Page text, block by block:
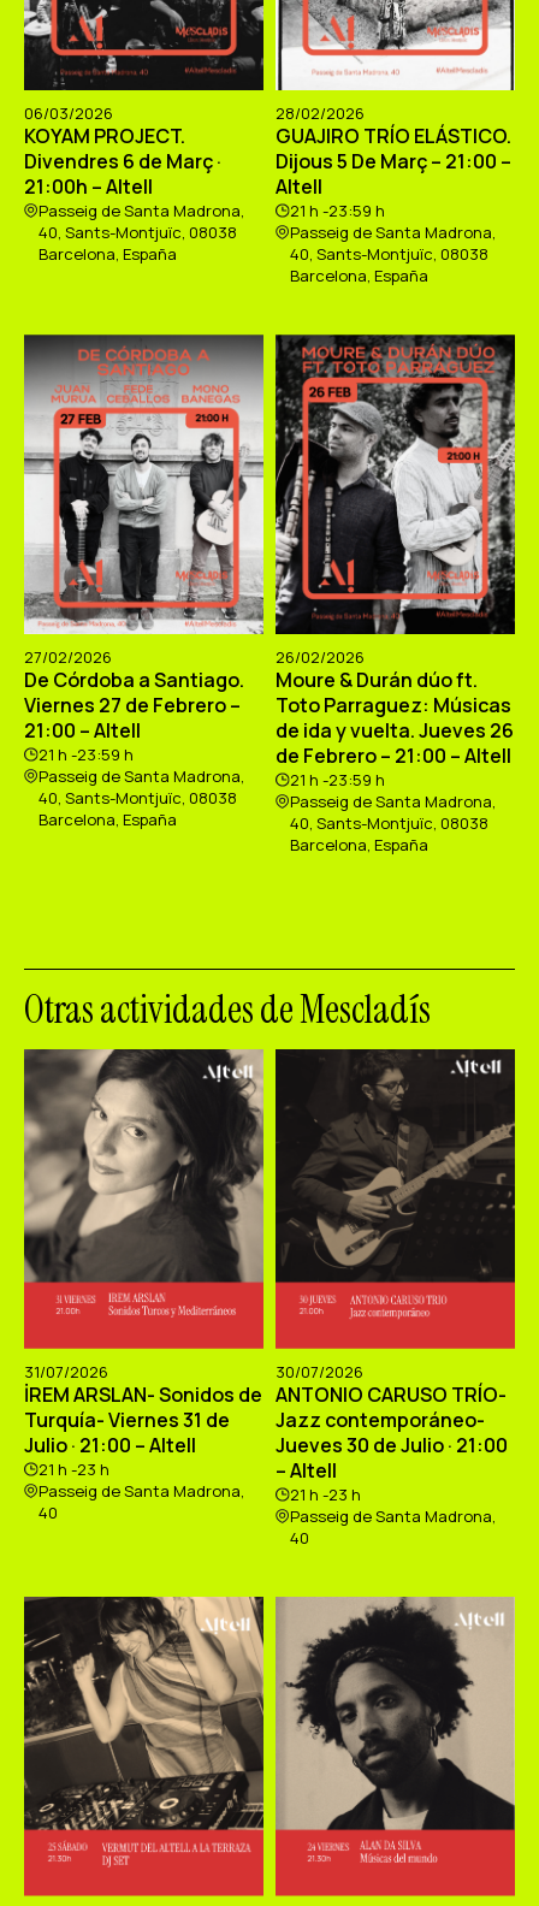
06/03/2026
KOYAM PROJECT.
Divendres 6 de Març ·
21:00h – Altell
Passeig de Santa Madrona,
40, Sants-Montjuïc, 08038
Barcelona, España
28/02/2026
GUAJIRO TRÍO ELÁSTICO.
Dijous 5 De Març – 21:00 –
Altell
21 h -23:59 h
Passeig de Santa Madrona,
40, Sants-Montjuïc, 08038
Barcelona, España
27/02/2026
De Córdoba a Santiago.
Viernes 27 de Febrero –
21:00 – Altell
21 h -23:59 h
Passeig de Santa Madrona,
40, Sants-Montjuïc, 08038
Barcelona, España
26/02/2026
Moure & Durán dúo ft.
Toto Parraguez: Músicas
de ida y vuelta. Jueves 26
de Febrero – 21:00 – Altell
21 h -23:59 h
Passeig de Santa Madrona,
40, Sants-Montjuïc, 08038
Barcelona, España
Otras actividades de Mescladís
31/07/2026
İREM ARSLAN- Sonidos de
Turquía- Viernes 31 de
Julio · 21:00 – Altell
21 h -23 h
Passeig de Santa Madrona,
40
30/07/2026
ANTONIO CARUSO TRÍO-
Jazz contemporáneo-
Jueves 30 de Julio · 21:00
– Altell
21 h -23 h
Passeig de Santa Madrona,
40